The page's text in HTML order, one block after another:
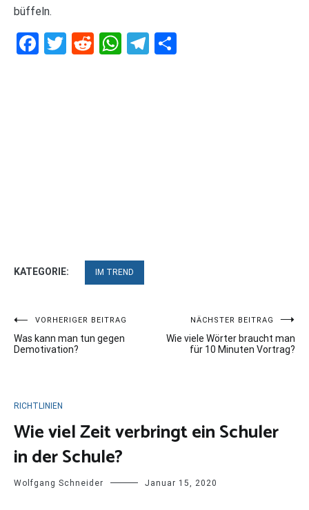
büffeln.
Facebook
Twitter
RedditWhatsApp
Telegram
KATEGORIE: IM TREND
Beitragsnavigation
VORHERIGER BEITRAG
Was kann man tun gegen
Demotivation?
NÄCHSTER BEITRAG
Wie viele Wörter braucht man
für 10 Minuten Vortrag?
RICHTLINIEN
Wie viel Zeit verbringt ein Schuler
in der Schule?
Wolfgang Schneider Januar 15, 2020